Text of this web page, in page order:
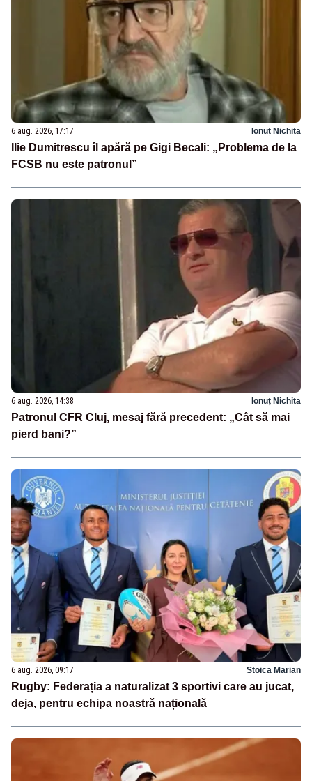
6 aug. 2026, 17:17 Ionuț Nichita
Ilie Dumitrescu îl apără pe Gigi Becali: „Problema de la
FCSB nu este patronul”
6 aug. 2026, 14:38 Ionuț Nichita
Patronul CFR Cluj, mesaj fără precedent: „Cât să mai
pierd bani?”
6 aug. 2026, 09:17 Stoica Marian
Rugby: Federația a naturalizat 3 sportivi care au jucat,
deja, pentru echipa noastră națională